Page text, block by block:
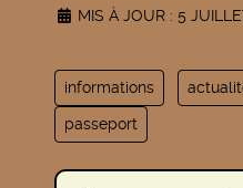
MIS À JOUR : 5
informations
passeport